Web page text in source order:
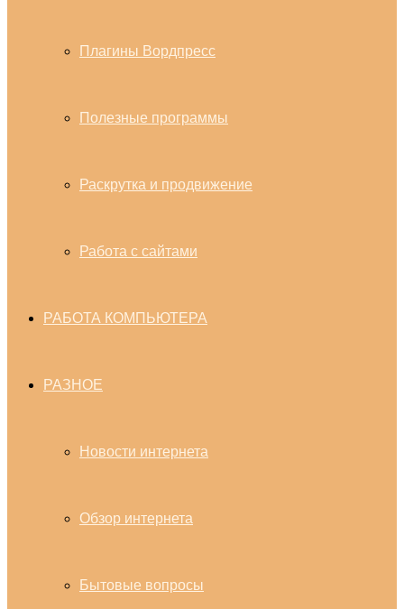
Плагины Вордпресс
Полезные программы
Раскрутка и продвижение
Работа с сайтами
РАБОТА КОМПЬЮТЕРА
РАЗНОЕ
Новости интернета
Обзор интернета
Бытовые вопросы